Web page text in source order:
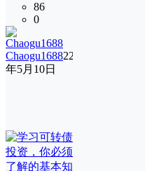
86
0
Chaogu168822
年5月10日